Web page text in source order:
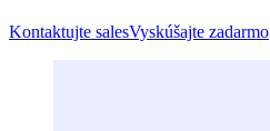
Kontaktujte salesVyskúšajte zadarmo